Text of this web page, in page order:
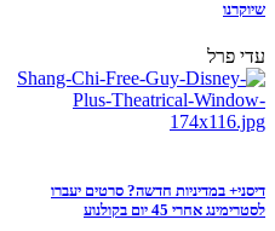
שיוקרנו
עדי פרל
דיסני+ במדיניות חדשה? סרטים יעברו
לסטרימינג אחרי 45 יום בקולנוע